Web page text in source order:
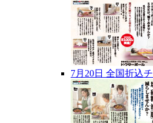
7月20日 全国折込